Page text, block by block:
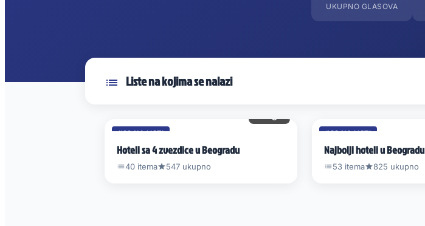
UKUPNO GLASOVA
Liste na kojima se nalazi
#39 NA LISTI
Hoteli sa 4 zvezdice u Beogradu
40 itema 547 ukupno
#28 NA LISTI
Najbolji hoteli u Beogradu
53 itema 825 ukupno